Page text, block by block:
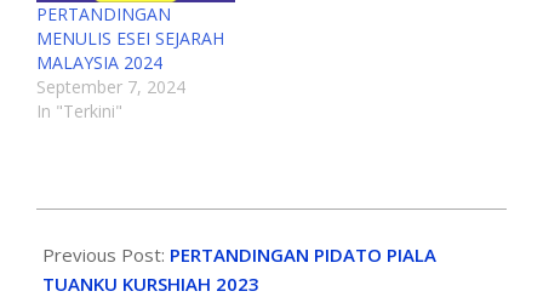
PERTANDINGAN
MENULIS ESEI SEJARAH
MALAYSIA 2024
September 7, 2024
In "Terkini"
Previous Post: PERTANDINGAN PIDATO PIALA
TUANKU KURSHIAH 2023